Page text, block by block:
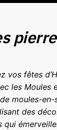
vos fêtes
les Moules
moules-
des
qui